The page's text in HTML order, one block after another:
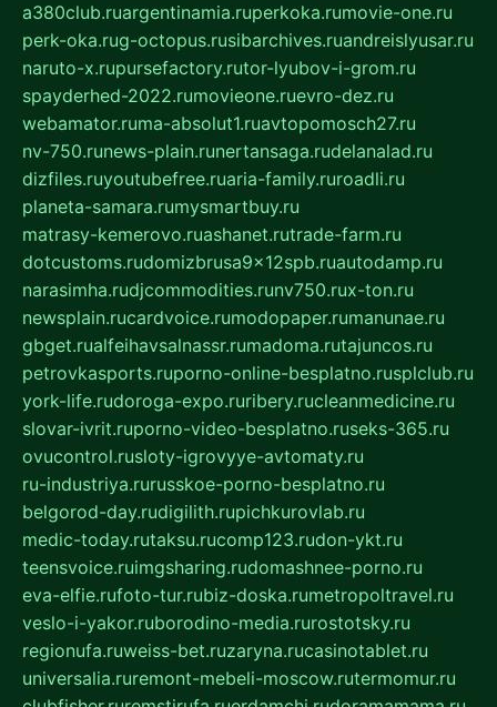
a380club.ruargentinamia.ruperkoka.rumovie-one.ru
perk-oka.rug-octopus.rusibarchives.ruandreislyusar.ru
naruto-x.rupursefactory.rutor-lyubov-i-grom.ru
spayderhed-2022.rumovieone.ruevro-dez.ru
webamator.ruma-absolut1.ruavtopomosch27.ru
nv-750.runews-plain.runertansaga.rudelanalad.ru
dizfiles.ruyoutubefree.ruaria-family.ruroadli.ru
planeta-samara.rumysmartbuy.ru
matrasy-kemerovo.ruashanet.rutrade-farm.ru
dotcustoms.rudomizbrusa9x12spb.ruautodamp.ru
narasimha.rudjcommodities.runv750.rux-ton.ru
newsplain.rucardvoice.rumodopaper.rumanunae.ru
gbget.rualfeihavsalnassr.rumadoma.rutajuncos.ru
petrovkasports.ruporno-online-besplatno.rusplclub.ru
york-life.rudoroga-expo.ruribery.rucleanmedicine.ru
slovar-ivrit.ruporno-video-besplatno.ruseks-365.ru
ovucontrol.rusloty-igrovyye-avtomaty.ru
ru-industriya.rurusskoe-porno-besplatno.ru
belgorod-day.rudigilith.rupichkurovlab.ru
medic-today.rutaksu.rucomp123.rudon-ykt.ru
teensvoice.ruimgsharing.rudomashnee-porno.ru
eva-elfie.rufoto-tur.rubiz-doska.rumetropoltravel.ru
veslo-i-yakor.ruborodino-media.rurostotsky.ru
regionufa.ruweiss-bet.ruzaryna.rucasinotablet.ru
universalia.ruremont-mebeli-moscow.rutermomur.ru